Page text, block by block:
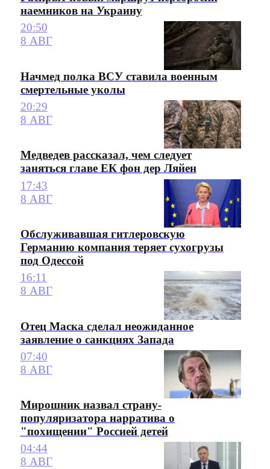
наемников на Украину
20:50
8 АВГ
Начмед полка ВСУ ставила военным
смертельные уколы
20:29
8 АВГ
Медведев рассказал, чем следует
заняться главе ЕК фон дер Ляйен
17:43
8 АВГ
Обслуживавшая гитлеровскую
Германию компания теряет сухогрузы
под Одессой
16:11
8 АВГ
Отец Маска сделал неожиданное
заявление о санкциях Запада
07:40
8 АВГ
Мирошник назвал страну-
популяризатора нарратива о
"похищении" Россией детей
04:44
8 АВГ